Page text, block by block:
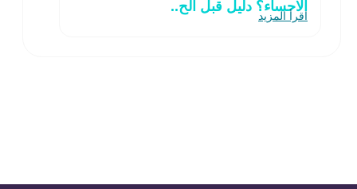
الاحساء؟ دليل قبل الح..
اقرأ المزيد